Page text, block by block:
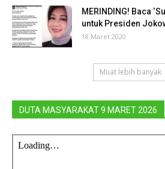
MERINDING! Baca
untuk Presiden
18 Maret 2020
Muat lebih banyak
DUTA MASYARAKAT 9 MARET 2026